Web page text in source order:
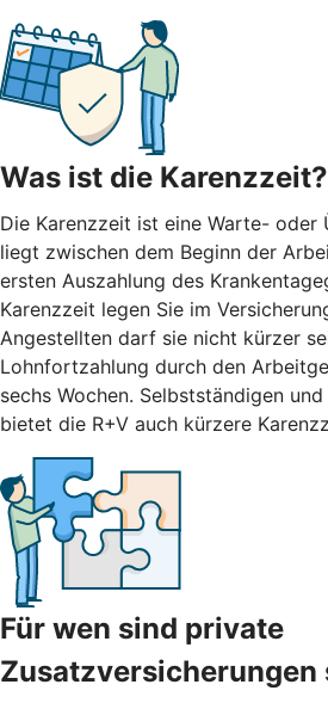
Was ist die Karenzzeit?
Die Karenzzeit ist eine Warte- oder
liegt zwischen dem Beginn der
ersten Auszahlung des
Karenzzeit legen Sie im
Angestellten darf sie nicht kürzer
Lohnfortzahlung durch den
sechs Wochen. Selbstständigen
bietet die R+V auch kürzere
Für wen sind private
Zusatzversicherungen